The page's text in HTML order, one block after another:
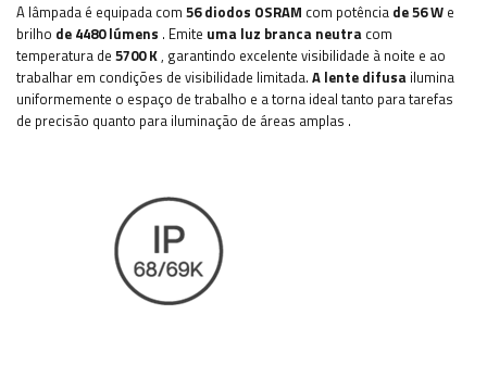
A lâmpada é equipada com 56 diodos OSRAM com potência de 56 W e
brilho de 4480 lúmens . Emite uma luz branca neutra com
temperatura de 5700 K, garantindo excelente visibilidade à noite e ao
trabalhar em condições de visibilidade limitada. A lente difusa ilumina
uniformemente o espaço de trabalho e a torna ideal tanto paratarefas
de precisão quanto para iluminação de áreas amplas .